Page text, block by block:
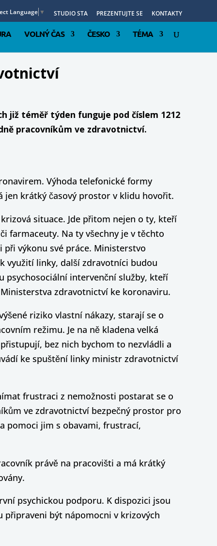
Language ▼ STUDIO STA PREZENTUJTE SE KONTAKTY
VOLNÝ ČAS ČESKO TÉMA
již téměř týden funguje pod číslem 1212
pracovníkům ve zdravotnictví.
Výhoda telefonické formy
jen krátký časový prostor v klidu hovořit.
situace. Jde přitom nejen o ty, kteří
farmaceuty. Na ty všechny je v těchto
výkonu své práce. Ministerstvo
využití linky, další zdravotníci budou
psychosociální intervenční služby, kteří
zdravotnictví ke koronaviru.
riziko vlastní nákazy, starají se o
režimu. Je na ně kladena velká
bez nich bychom to nezvládli a
ke spuštění linky ministr zdravotnictví
frustraci z nemožnosti postarat se o
ve zdravotnictví bezpečný prostor pro
pomoci jim s obavami, frustrací,
právě na pracovišti a má krátký
psychickou podporu. K dispozici jsou
připraveni být nápomocni v krizových